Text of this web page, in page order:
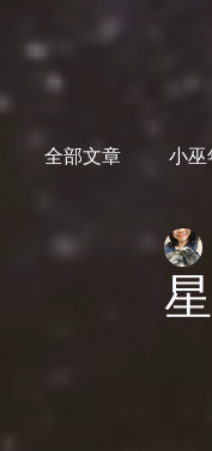
全部文章 小巫
外星訊息